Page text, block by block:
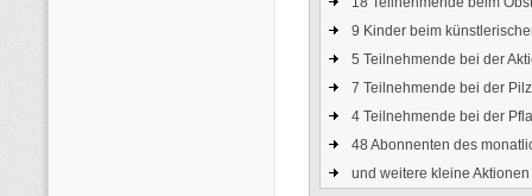
9 Kinder beim
5 Teilnehmende bei der
7 Teilnehmende bei der
4 Teilnehmende bei der
48 Abonnenten des
und weitere kleine Aktionen